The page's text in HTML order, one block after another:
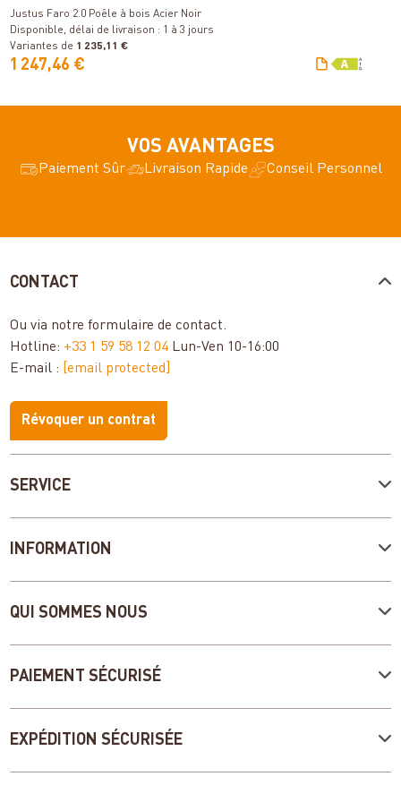
Justus Faro 2.0 Poêle à bois Acier Noir
Disponible, délai de livraison : 1 à 3 jours
Variantes de 1 235,11 €
1 247,46 €
VOS AVANTAGES
Paiement Sûr Livraison Rapide Conseil Personnel
SERVICE
INFORMATION
QUI SOMMES NOUS
CONTACT
Ou via notreformulaire de contact.
Hotline: +33 1 59 58 12 04 Lun-Ven 10-16:00
E-mail : [email protected]
Révoquer un contrat
PAIEMENT SÉCURISÉ
EXPÉDITION SÉCURISÉE